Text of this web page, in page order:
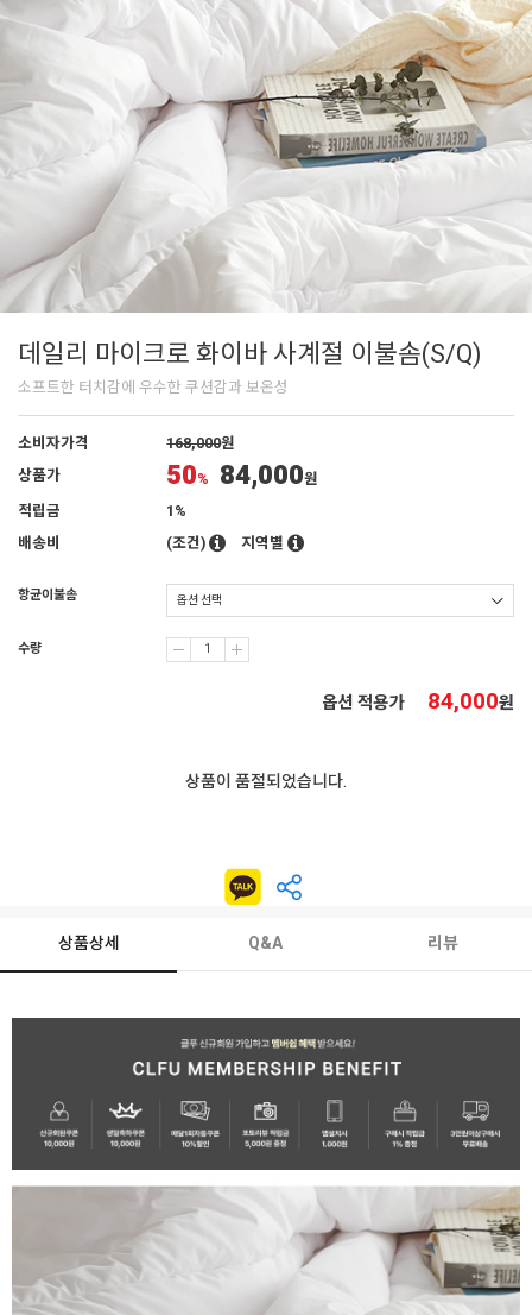
데일리 마이크로 화이바 사계절 이불솜(S/Q)
소프트한 터치감에 우수한 쿠션감과 보온성
소비자가격 168,000원
상품가
50% 84,000원
적립금
1%
배송비
(조건) 지역별
항균이불솜
수량
옵션 적용가 84,000원
상품이 품절되었습니다.
상품상세 Q&A 리뷰